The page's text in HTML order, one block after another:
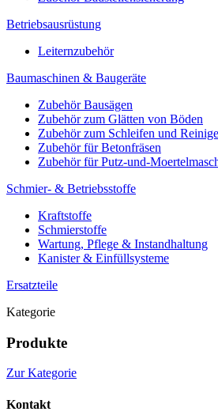
Betriebsausrüstung
Leiternzubehör
Baumaschinen & Baugeräte
Zubehör Bausägen
Zubehör zum Glätten von Böden
Zubehör zum Schleifen und
Zubehör für Betonfräsen
Zubehör für Putz-und-
Schmier- & Betriebsstoffe
Kraftstoffe
Schmierstoffe
Wartung, Pflege & Instandhaltung
Kanister & Einfüllsysteme
Ersatzteile
Kategorie
Produkte
Zur Kategorie
Kontakt